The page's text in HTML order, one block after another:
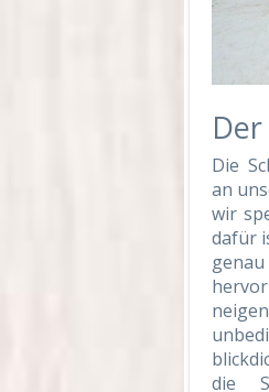
Die
an
wir
dafür
die